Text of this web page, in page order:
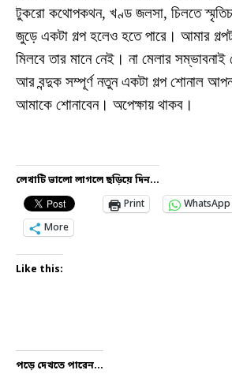
টুকরো কথোপকথন, খণ্ড জলসা, চিলতে
জুড়ে একটা গল্প হলেও হতে পারে। আমার
মিলবে তার মানে নেই। না মেলার
আর বন্দুক সম্পূর্ণ নতুন একটা গল্প শোনাল
আমাকে শোনাবেন। অপেক্ষায় থাকব।
লেখাটি ভালো লাগলে ছড়িয়ে দিন...
Print
WhatsApp
More
Like this:
পড়ে দেখতে পারেন...